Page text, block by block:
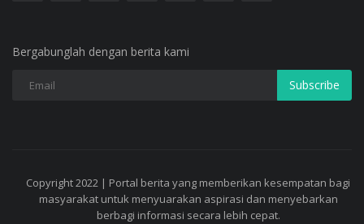
Bergabunglah dengan berita kami
Subscribe
Copyright 2022 | Portal berita yang memberikan kesempatan bagi
masyarakat untuk menyuarakan aspirasi dan menyebarkan
berbagi informasi secara lebih cepat.